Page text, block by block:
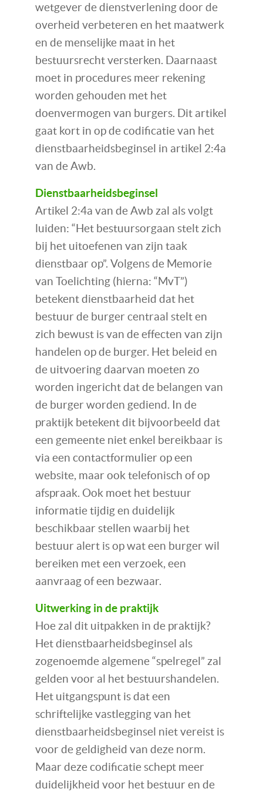
wetgever de dienstverlening door de
overheid verbeteren en het maatwerk
en de menselijke maat in het
bestuursrecht versterken. Daarnaast
moet in procedures meer rekening
worden gehouden met het
doenvermogen van burgers. Dit artikel
gaat kort in op de codificatie van het
dienstbaarheidsbeginsel in artikel 2:4a
van de Awb.
Dienstbaarheidsbeginsel
Artikel 2:4a van de Awb zal als volgt
luiden: “Het bestuursorgaan stelt zich
bij het uitoefenen van zijn taak
dienstbaar op”. Volgens de Memorie
van Toelichting (hierna: “MvT”)
betekent dienstbaarheid dat het
bestuur de burger centraal stelt en
zich bewust is van de effecten van zijn
handelen op de burger. Het beleid en
de uitvoering daarvan moeten zo
worden ingericht dat de belangen van
de burger worden gediend. In de
praktijk betekent dit bijvoorbeeld dat
een gemeente niet enkel bereikbaar is
via een contactformulier op een
website, maar ook telefonisch of op
afspraak. Ook moet het bestuur
informatie tijdig en duidelijk
beschikbaar stellen waarbij het
bestuur alert is op wat een burger wil
bereiken met een verzoek, een
aanvraag of een bezwaar.
Uitwerking in de praktijk
Hoe zal dit uitpakken in de praktijk?
Het dienstbaarheidsbeginsel als
zogenoemde algemene “spelregel” zal
gelden voor al het bestuurshandelen.
Het uitgangspunt is dat een
schriftelijke vastlegging van het
dienstbaarheidsbeginsel niet vereist is
voor de geldigheid van deze norm.
Maar deze codificatie schept meer
duidelijkheid voor het bestuur en de